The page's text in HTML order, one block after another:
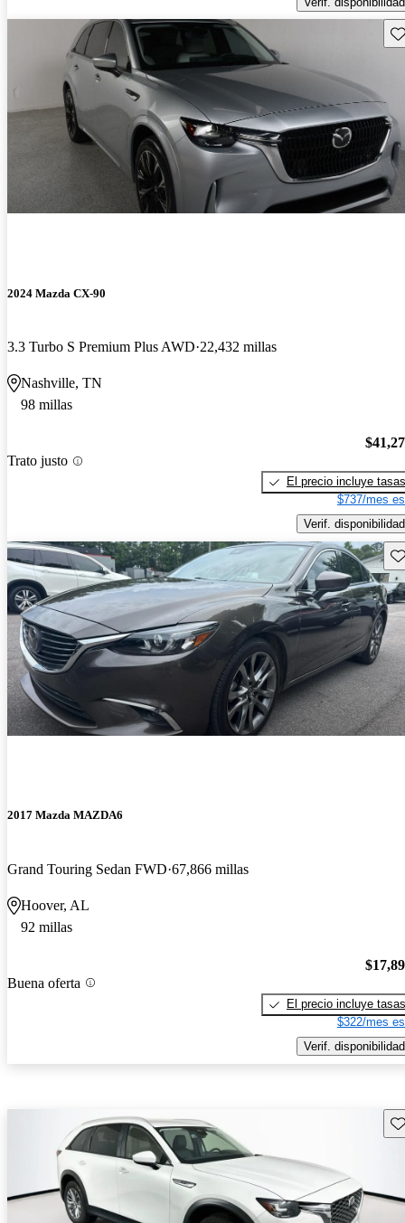
2024 Mazda CX-90
3.3 Turbo S Premium Plus AWD 22,432 millas
Nashville, TN
98 millas
Trato justo
El precio incluye tasas
$737/mes
Verif. disponibilidad
2017 Mazda MAZDA6
Grand Touring Sedan FWD 67,866 millas
Hoover, AL
92 millas
Buena oferta
El precio incluye tasas
$322/mes
Verif. disponibilidad